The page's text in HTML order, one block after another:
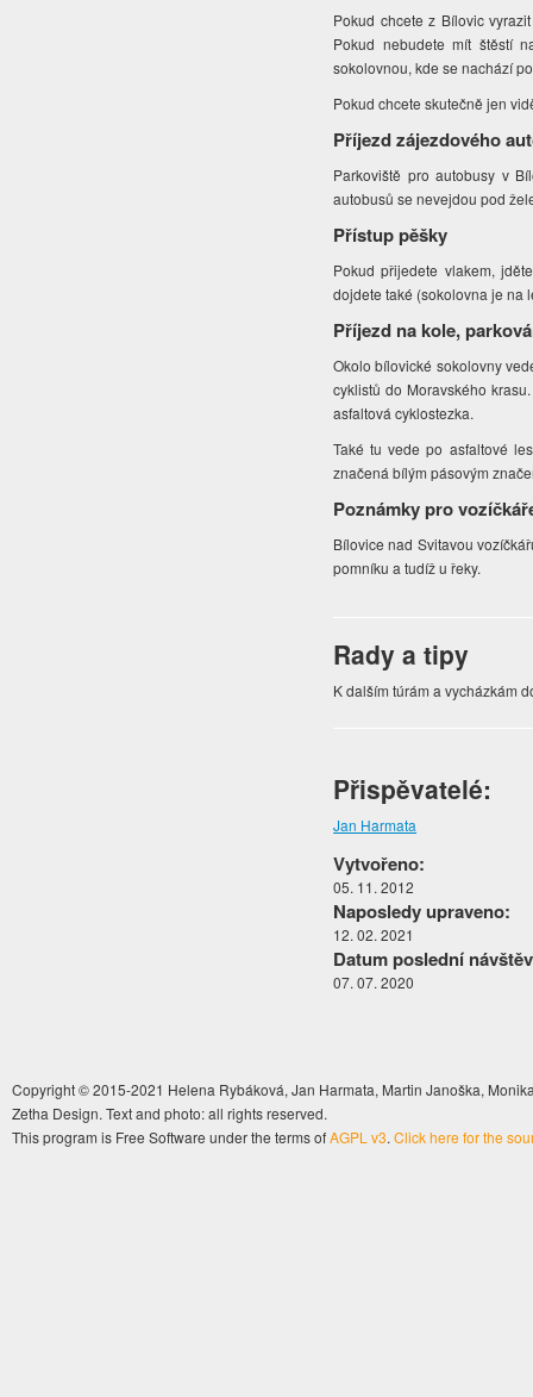
Pokud chcete z Bílovic
Pokud nebudete mít štěstí
sokolovnou, kde se nachází
Pokud chcete skutečně jen
Příjezd zájezdového
Parkoviště pro autobusy v
autobusů se nevejdou pod
Přístup pěšky
Pokud přijedete vlakem,
dojdete také (sokolovna je na
Příjezd na kole,
Okolo bílovické sokolovny
cyklistů do Moravského
asfaltová cyklostezka.
Také tu vede po asfaltové
značená bílým pásovým
Poznámky pro
Bílovice nad Svitavou
pomníku a tudíž u řeky.
Rady a tipy
K dalším túrám a vycházkám
Přispěvatelé:
Jan Harmata
Vytvořeno:
05. 11. 2012
Naposledy upraveno:
12. 02. 2021
Datum poslední
07. 07. 2020
Copyright © 2015-2021 Helena Rybáková, Jan Harmata, Martin Janoška,
Zetha Design. Text and photo: all rights reserved.
This program is Free Software under the terms ofAGPL v3. Click here for the